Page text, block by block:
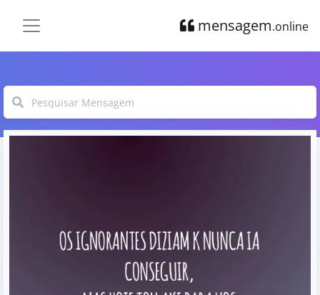
mensagem.online